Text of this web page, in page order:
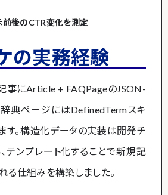
前後のCTR変化を測定
の実務経験
事にArticle + FAQPageのJSON-
典ページにはDefinedTermスキ
す。構造化データの実装は開発チ
テンプレート化することで新規記
る仕組みを構築しました。